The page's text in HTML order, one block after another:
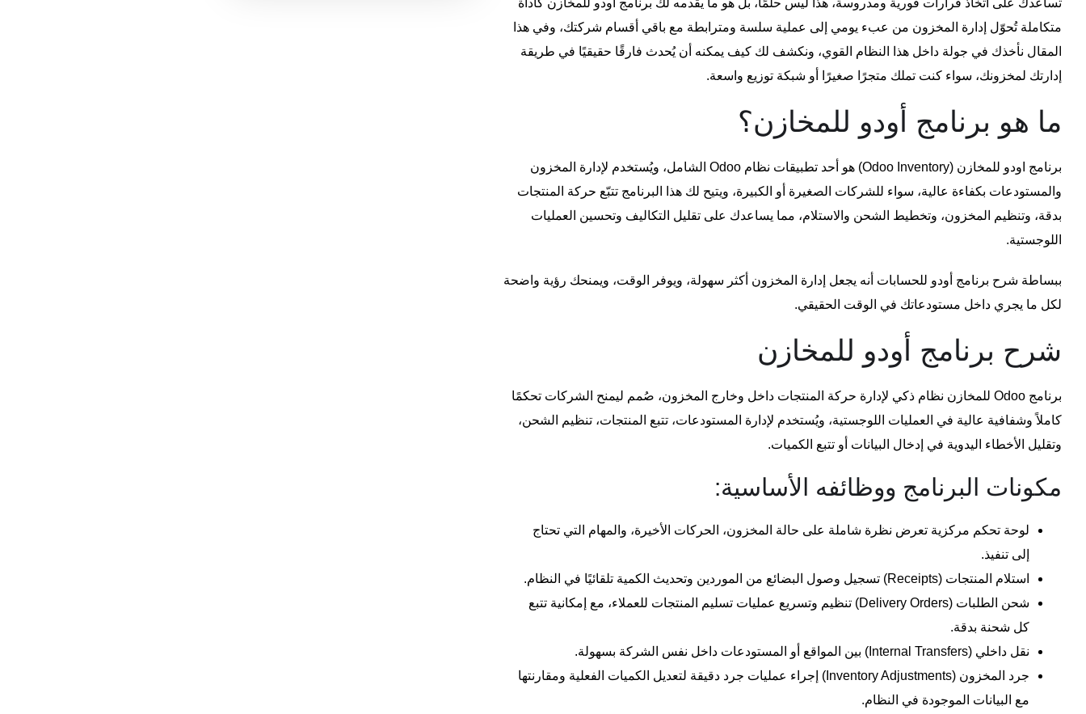
متكاملة تُحوّل إدارة المخزون من عبء يومي إلى عملية سلسة ومترابطة مع باقي أقسام شركتك، وفي هذا
المقال نأخذك في جولة داخل هذا النظام القوي، ونكشف لك كيف يمكنه أن يُحدث فارقًا حقيقيًا في طريقة
إدارتك لمخزونك، سواء كنت تملك متجرًا صغيرًا أو شبكة توزيع واسعة.
ما هو برنامج أودو للمخازن؟
برنامج اودو للمخازن
(Odoo Inventory) هو أحد تطبيقات نظام Odoo الشامل، ويُستخدم لإدارة المخزون
والمستودعات بكفاءة عالية، سواء للشركات الصغيرة أو الكبيرة، ويتيح لك هذا البرنامج تتبّع حركة المنتجات
بدقة، وتنظيم المخزون، وتخطيط الشحن والاستلام، مما يساعدك على تقليل التكاليف وتحسين العمليات
اللوجستية.
ببساطة شرح برنامج أودو للحسابات أنه يجعل إدارة المخزون أكثر سهولة، ويوفر الوقت، ويمنحك رؤية واضحة
لكل ما يجري داخل مستودعاتك في الوقت الحقيقي.
شرح برنامج أودو للمخازن
برنامج Odoo للمخازن نظام ذكي لإدارة حركة المنتجات داخل وخارج المخزون، صُمم ليمنح الشركات تحكمًا
كاملاً وشفافية عالية في العمليات اللوجستية، ويُستخدم لإدارة المستودعات، تتبع المنتجات، تنظيم الشحن،
وتقليل الأخطاء اليدوية في إدخال البيانات أو تتبع الكميات.
مكونات البرنامج ووظائفه الأساسية:
لوحة تحكم مركزية تعرض نظرة شاملة على حالة المخزون، الحركات الأخيرة، والمهام التي تحتاج
إلى تنفيذ.
استلام المنتجات (Receipts) تسجيل وصول البضائع من الموردين وتحديث الكمية تلقائيًا في النظام.
شحن الطلبات (Delivery Orders) تنظيم وتسريع عمليات تسليم المنتجات للعملاء، مع إمكانية تتبع
كل شحنة بدقة.
نقل داخلي (Internal Transfers) بين المواقع أو المستودعات داخل نفس الشركة بسهولة.
جرد المخزون (Inventory Adjustments) إجراء عمليات جرد دقيقة لتعديل الكميات الفعلية ومقارنتها
مع البيانات الموجودة في النظام.